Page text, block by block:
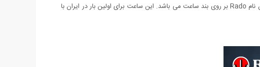
سبک بودن آن می باشد و بسیار مناسب می باشد برای افرادی که از ساعت های سبک استفاده می کنند. دیگر ویژگی این مدل حک شدن نام Rado بر روی بند ساعت می باشد. این ساعت برای اولین بار در ایران با